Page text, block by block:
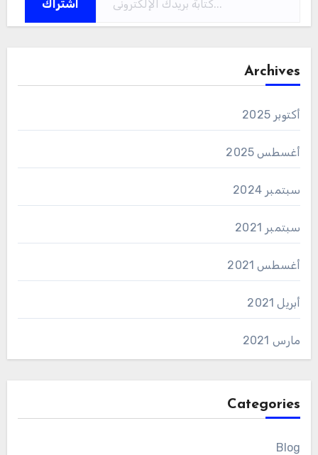
اشتراك
Archives
أكتوبر 2025
أغسطس 2025
سبتمبر 2024
سبتمبر 2021
أغسطس 2021
أبريل 2021
مارس 2021
Categories
Blog